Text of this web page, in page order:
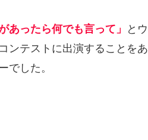
あったら何でも言って」
とウ
ンテストに出演することをあ
でした。